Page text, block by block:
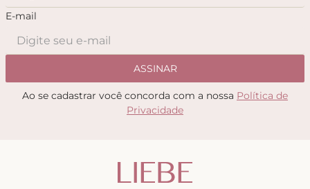
E-mail
ASSINAR
Ao se cadastrar você concorda com a nossa Política de
Privacidade